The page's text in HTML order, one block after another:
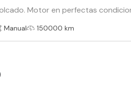
Motor en perfectas
Manual 150000 km